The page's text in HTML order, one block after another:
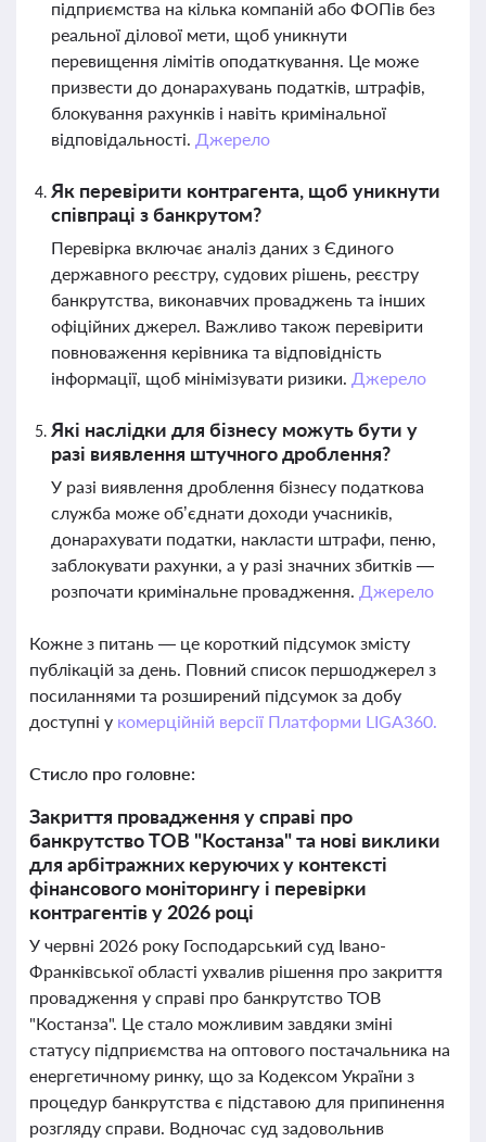
підприємства на кілька компаній або ФОПів без
реальної ділової мети, щоб уникнути
перевищення лімітів оподаткування. Це може
призвести до донарахувань податків, штрафів,
блокування рахунків і навіть кримінальної
відповідальності. Джерело
Як перевірити контрагента, щоб уникнути
співпраці з банкрутом?
Перевірка включає аналіз даних з Єдиного
державного реєстру, судових рішень, реєстру
банкрутства, виконавчих проваджень та інших
офіційних джерел. Важливо також перевірити
повноваження керівника та відповідність
інформації, щоб мінімізувати ризики. Джерело
Які наслідки для бізнесу можуть бути у
разі виявлення штучного дроблення?
У разі виявлення дроблення бізнесу податкова
служба може об’єднати доходи учасників,
донарахувати податки, накласти штрафи, пеню,
заблокувати рахунки, а у разі значних збитків —
розпочати кримінальне провадження. Джерело
Кожне з питань — це короткий підсумок змісту
публікацій за день. Повний список першоджерел з
посиланнями та розширений підсумок за добу
доступні у комерційній версії Платформи LIGA360.
Стисло про головне:
Закриття провадження у справі про
банкрутство ТОВ "Костанза" та нові виклики
для арбітражних керуючих у контексті
фінансового моніторингу і перевірки
контрагентів у 2026 році
У червні 2026 року Господарський суд Івано-
Франківської області ухвалив рішення про закриття
провадження у справі про банкрутство ТОВ
"Костанза". Це стало можливим завдяки зміні
статусу підприємства на оптового постачальника на
енергетичному ринку, що за Кодексом України з
процедур банкрутства є підставою для припинення
розгляду справи. Водночас суд задовольнив